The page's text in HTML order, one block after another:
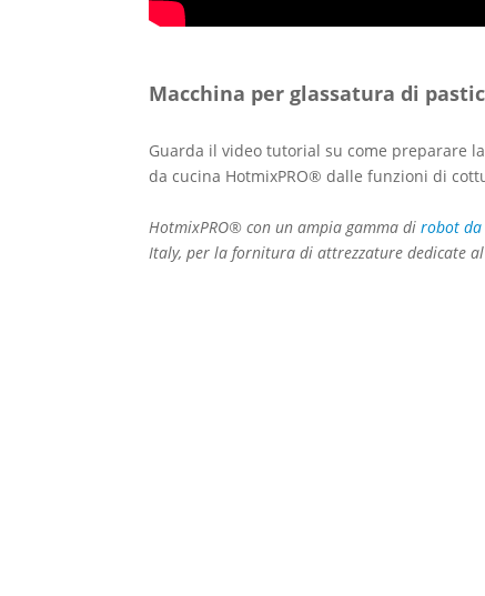
Macchina per glassatura di
Guarda il video tutorial su come preparare la
da cucina HotmixPRO® dalle funzioni di
HotmixPRO® con un ampia gamma dirobot da
Italy, per la fornitura di attrezzature dedicate